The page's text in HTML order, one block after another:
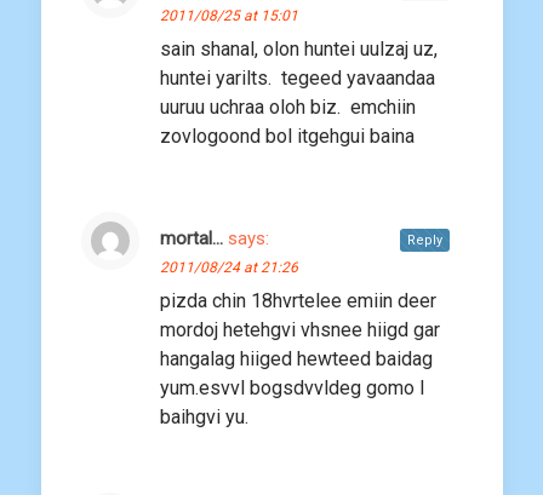
2011/08/25 at 15:01
sain shanal, olon huntei uulzaj uz,
huntei yarilts. tegeed yavaandaa
uuruu uchraa oloh biz. emchiin
zovlogoond bol itgehgui baina
mortal... says:
2011/08/24 at 21:26
pizda chin 18hvrtelee emiin deer
mordoj hetehgvi vhsnee hiigd gar
hangalag hiiged hewteed baidag
yum.esvvl bogsdvvldeg gomo l
baihgvi yu.
Reply